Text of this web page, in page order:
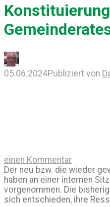
05.06.2024Publiziert von
einen Kommentar
Der neu bzw. die wieder
haben an einer internen
vorgenommen. Die
sich entschieden, ihre